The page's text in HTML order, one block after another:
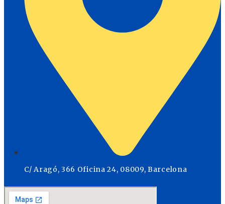
C/ Aragó, 366 Oficina 24, 08009, Barcelona